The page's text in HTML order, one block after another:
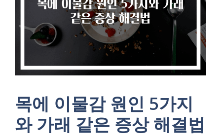
목에 이물감 원인 5가지
와 가래 같은 증상 해결법